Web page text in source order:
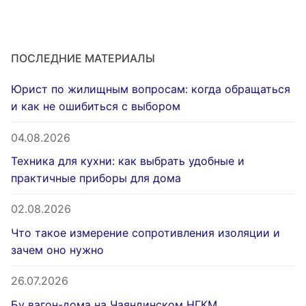
ПОСЛЕДНИЕ МАТЕРИАЛЫ
Юрист по жилищным вопросам: когда обращаться
и как не ошибиться с выбором
04.08.2026
Техника для кухни: как выбрать удобные и
практичные приборы для дома
02.08.2026
Что такое измерение сопротивления изоляции и
зачем оно нужно
26.07.2026